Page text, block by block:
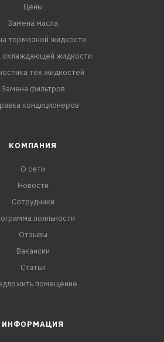
Цены
Замена масла
тормозной жидкости
охлаждающей жидкости
тех.жидкостей
Замена фильтров
кондиционеров
КОМПАНИЯ
О сети
Новости
Сотрудники
лояльности
Отзывы
Вакансии
Статьи
помещение
ИНФОРМАЦИЯ